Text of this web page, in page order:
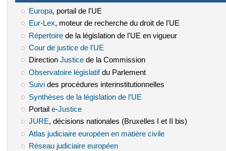
Europa(le lien est externe)
, portail de l'UE
Eur-Lex(le lien est externe)
, moteur de recherche du droit de l'UE
Répertoire(le lien est externe)
de la législation de l'UE en vigueur
Cour de justice de l'UE
Direction Justice(le lien est externe)
de la Commission
Observatoire législatif(le lien est externe)
du Parlement
Suivi(le lien est externe)
des procédures interinstitutionnelles
Synthèses de la législation de l’UE
Portail e-Justice(le lien est externe)
JURE(le lien est externe)
, décisions nationales (Bruxelles I et II bis)
Atlas judiciaire européen en matière civile(le lien est externe)
Réseau judiciaire européen(le lien est externe)